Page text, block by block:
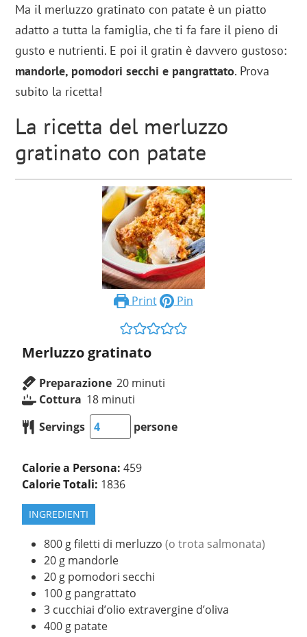
Ma il merluzzo gratinato con patate è un piatto
adatto a tutta la famiglia, che ti fa fare il pieno di
gusto e nutrienti. E poi il gratin è davvero gustoso:
mandorle, pomodori secchi e pangrattato. Prova
subito la ricetta!
La ricetta del merluzzo
gratinato con patate
Print Pin
Merluzzo gratinato
Preparazione 20 minuti
Cottura 18 minuti
Servings
persone
Calorie a Persona:459
Calorie Totali: 1836
INGREDIENTI
800 gfiletti di merluzzo (o trota salmonata)
20 g mandorle
20 g pomodori secchi
100 g pangrattato
3 cucchiai d’olio extravergine d’oliva
400 g patate